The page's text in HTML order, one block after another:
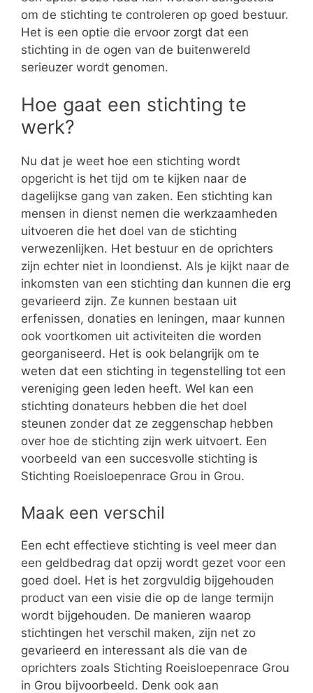
om de stichting te controleren op goed bestuur.
Het is een optie die ervoor zorgt dat een
stichting in de ogen van de buitenwereld
serieuzer wordt genomen.
Hoe gaat een stichting te
werk?
Nu dat je weet hoe een stichting wordt
opgericht is het tijd om te kijken naar de
dagelijkse gang van zaken. Een stichting kan
mensen in dienst nemen die werkzaamheden
uitvoeren die het doel van de stichting
verwezenlijken. Het bestuur en de oprichters
zijn echter niet in loondienst. Als je kijkt naar de
inkomsten van een stichting dan kunnen die erg
gevarieerd zijn. Ze kunnen bestaan uit
erfenissen, donaties en leningen, maar kunnen
ook voortkomen uit activiteiten die worden
georganiseerd. Het is ook belangrijk om te
weten dat een stichting in tegenstelling tot een
vereniging geen leden heeft. Wel kan een
stichting donateurs hebben die het doel
steunen zonder dat ze zeggenschap hebben
over hoe de stichting zijn werk uitvoert. Een
voorbeeld van een succesvolle stichting is
Stichting Roeisloepenrace Grou in Grou.
Maak een verschil
Een echt effectieve stichting is veel meer dan
een geldbedrag dat opzij wordt gezet voor een
goed doel. Het is het zorgvuldig bijgehouden
product van een visie die op de lange termijn
wordt bijgehouden. De manieren waarop
stichtingen het verschil maken, zijn net zo
gevarieerd en interessant als die van de
oprichters zoals Stichting Roeisloepenrace Grou
in Grou bijvoorbeeld. Denk ook aan